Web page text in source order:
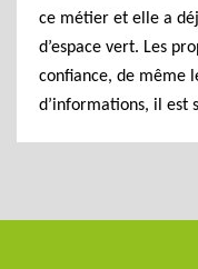
ce métier et elle a
d’espace vert. Les
confiance, de même
d’informations, il est